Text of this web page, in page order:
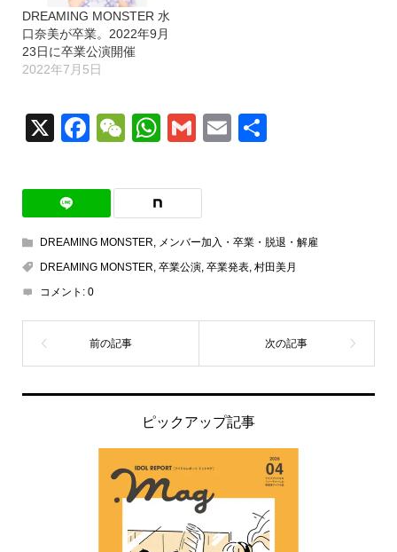
DREAMING MONSTER 水
口奈美が卒業。2022年9月
23日に卒業公演開催
2022年7月5日
X Facebook
WeChat
WhatsApp
GmailEmail
DREAMING MONSTER, メンバー加入・卒業・脱退・解雇
DREAMING MONSTER, 卒業公演, 卒業発表, 村田美月
コメント: 0
ピックアップ記事